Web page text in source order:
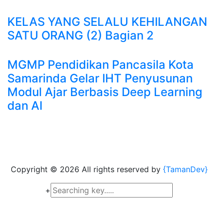
KELAS YANG SELALU KEHILANGAN
SATU ORANG (2) Bagian 2
MGMP Pendidikan Pancasila Kota
Samarinda Gelar IHT Penyusunan
Modul Ajar Berbasis Deep Learning
dan AI
Copyright © 2026 All rights reserved by {TamanDev}
+